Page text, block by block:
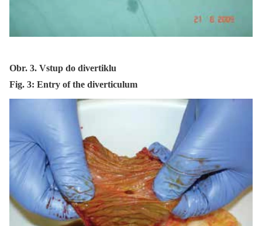
Obr. 3. Vstup do divertiklu
Fig. 3: Entry of the diverticulum